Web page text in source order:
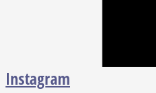
Instagram